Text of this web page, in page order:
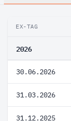
EX-TAG
2026
30.06.2026
31.03.2026
31.12.2025